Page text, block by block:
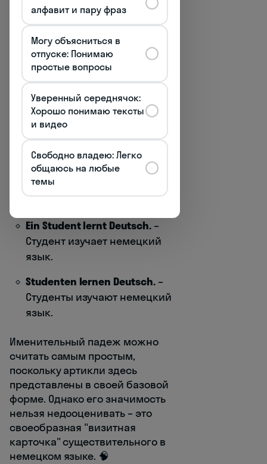
При обращении:
Liebe Freunde!– Дорогие
друзья!
Особое внимание следует
обратить на неопределенный
артикль во множественном
числе – его просто не
существует! В тех случаях, когда
в единственном числе мы бы
использовали ein/eine, во
множественном артикль
опускается:
Ein Student lernt Deutsch.–
Студент изучает немецкий
язык.
Studenten lernen Deutsch.–
Студенты изучают немецкий
язык.
Именительный падеж можно
считать самым простым,
поскольку артикли здесь
представлены в своей базовой
форме. Однако его значимость
нельзя недооценивать – это
своеобразная "визитная
карточка" существительного в
немецком языке. 🧠
алфавит и пару фраз
Могу объясниться в
отпуске: Понимаю
простые вопросы
Уверенный середнячок:
Хорошо понимаю тексты
и видео
Свободно владею: Легко
общаюсь на любые
темы